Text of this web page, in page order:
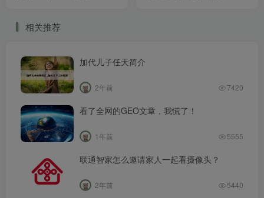
相关推荐
加代儿子任天简介
2年前 7420
看了全网的GEO文章，我慌了！
1年前 5555
联通智家怎么邀请家人一起看摄像头？
2年前 5440